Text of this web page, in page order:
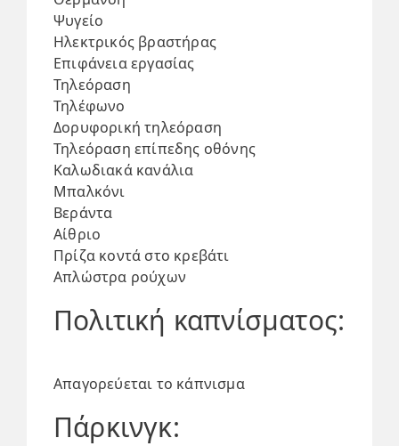
Ψυγείο
Ηλεκτρικός βραστήρας
Επιφάνεια εργασίας
Τηλεόραση
Τηλέφωνο
Δορυφορική τηλεόραση
Τηλεόραση επίπεδης οθόνης
Καλωδιακά κανάλια
Μπαλκόνι
Βεράντα
Αίθριο
Πρίζα κοντά στο κρεβάτι
Απλώστρα ρούχων
Πολιτική καπνίσματος:
Απαγορεύεται το κάπνισμα
Πάρκινγκ: ​